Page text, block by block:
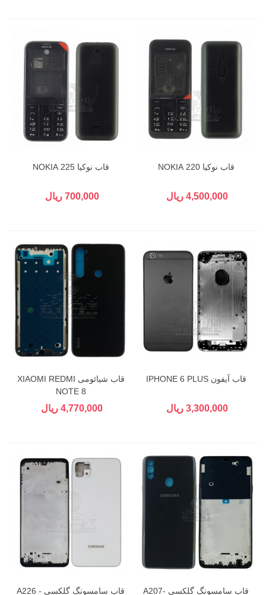
قاب نوکیا 220 NOKIA
4,500,000 ریال
قاب نوکیا 225 NOKIA
700,000 ریال
قاب آیفون IPHONE 6 PLUS
3,300,000 ریال
قاب شیائومی XIAOMI REDMI
NOTE 8
4,770,000 ریال
قاب سامسونگ گلکسی A207- قاب سامسونگ گلکسی A226 -